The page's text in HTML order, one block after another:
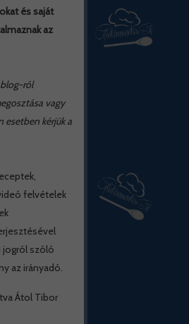
és saját
az
ról
vagy
esetben kérjük a
felvételek
jogról szóló
az irányadó.
Átol Tibor